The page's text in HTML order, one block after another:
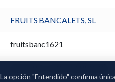
FRUITS BANCALETS, SL
fruitsbanc1621
La opción "Entendido" confirma